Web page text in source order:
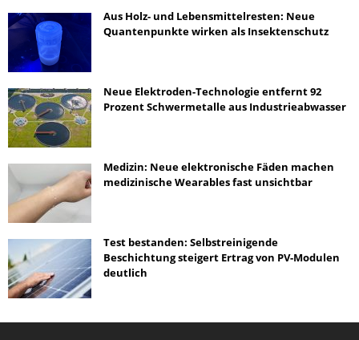
Aus Holz- und Lebensmittelresten: Neue
Quantenpunkte wirken als Insektenschutz
Neue Elektroden-Technologie entfernt 92
Prozent Schwermetalle aus Industrieabwasser
Medizin: Neue elektronische Fäden machen
medizinische Wearables fast unsichtbar
Test bestanden: Selbstreinigende
Beschichtung steigert Ertrag von PV-Modulen
deutlich